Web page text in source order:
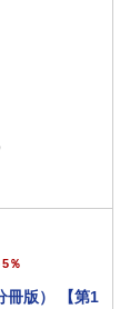
％
冊版） 【第1